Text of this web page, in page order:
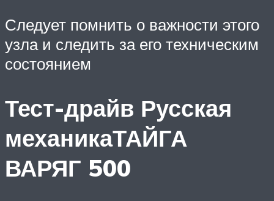
Следует помнить о важности этого
узла и следить за его техническим
состоянием
Тест-драйв Русская
механикаТАЙГА
ВАРЯГ 500